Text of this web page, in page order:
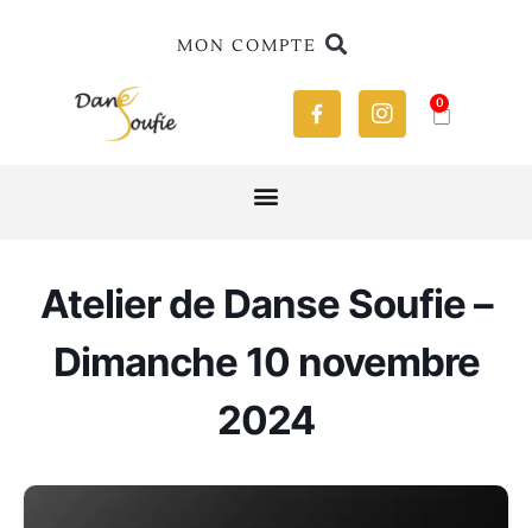
MON COMPTE
0
Atelier de Danse Soufie –
Dimanche 10 novembre
2024